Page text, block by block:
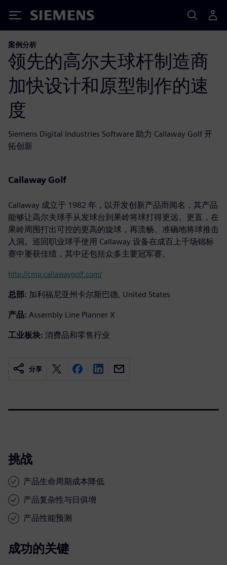
Siemens
案例分析
领先的高尔夫球杆制造商
加快设计和原型制作的速
度
Siemens Digital Industries Software 助力 Callaway Golf 开
拓创新
Callaway Golf
Callaway 成立于 1982 年，以开发创新产品而闻名，其产品
能够让高尔夫球手从发球台到果岭将球打得更远、更直，在
果岭周围打出可控的更高的旋球，再流畅、准确地将球推击
入洞。巡回职业球手使用 Callaway 设备在成百上千场锦标
赛中屡获佳绩，其中还包括众多主要冠军赛。
http://cmp.callawaygolf.com/
总部: 加利福尼亚州卡尔斯巴德, United States
产品: Assembly Line Planner X
工业板块: 消费品和零售行业
分享
挑战
产品生命周期成本降低
产品复杂性与日俱增
产品性能预测
成功的关键